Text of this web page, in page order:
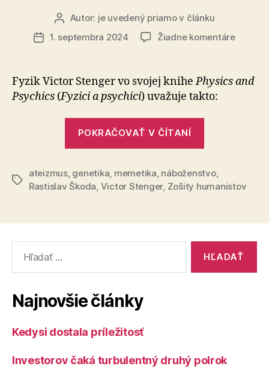
Autor
článku
Autor: je uvedený priamo v článku
Dátum
1. septembra 2024 Žiadne komentárena
Fyzik Victor Stenger vo svojej knihePhysics and
Psychics (Fyzici a psychici) uva­žuje takto:
POKRAČOVAŤ V ČÍTANÍ
v
našich
Značky
ateizmus, genetika memetika náboženstvo,
Rastislav Škoda Victor Stenger, Zošity humanistov
Najnovšie články
Kedysi dostala príležitosť
Investorov čaká turbulentný druhý polrok